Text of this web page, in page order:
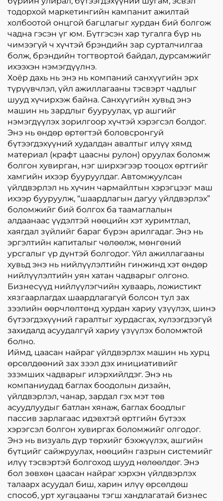
тодорхой маркетингийн кампанит ажилтай
холбоотой онцгой багцлагыг хурдан бий болгож
чадна гэсэн үг юм. Бүтгэсэн хар тугалга бүр нь
чимээгүй ч хүчтэй брэндийн зар сурталчилгаа
болж, брэндийн тогтвортой байдал, дурсамжийг
ихээхэн нэмэгдүүлнэ.
Хоёр дахь нь энэ нь компаний санхүүгийн эрх
түрүүвчлэл, үйл ажиллагааны тэсвэрт чадлыг
шууд хүчирхэж байна. Санхүүгийн хувьд энэ
машин нь зардлыг бууруулах, үр ашгийг
нэмэгдүүлэх зорилгоор хүчтэй хэрэгсэл болдог.
Энэ нь өндөр өртөгтэй боловсронгуй
бүтээгдэхүүний худалдан авалтыг илүү хямд
материал (крафт цаасны рулон) оруулах боломж
болгон хувирган, нэг ширхэгээр тооцох өртгийг
хамгийн ихээр бууруулдаг. Автомжуулсан
үйлдвэрлэл нь хүчин чармайлтын хэрэгцээг маш
ихээр бууруулж, “шаардлагын дагуу үйлдвэрлэх”
боломжийг бий болгох ба таамаглалын
алдаанаас үүдэлтэй нөөцийн хэт хуримтлал,
хаягдал зүйлийг бараг бүрэн арилгадаг. Энэ нь
эргэлтийн капиталыг чөлөөлж, мөнгөний
урсгалыг үр дүнтэй болгодог. Үйл ажиллагааны
хувьд энэ нь нийлүүлэлтийн гинжинд хэт өндөр
нийлүүлэлтийн уян хатан чадварыг олгоно.
Бизнесүүд нийлүүлэгчийн хуваарь, ложистикт
хязгаарлагдах шаардлагагүй болсон тул зах
зээлийн өөрчлөлтөнд хурдан хариу үзүүлэх, шинэ
бүтээгдэхүүний гаралтыг хурдасгах, хүлээгдээгүй
захидалд асуудалгүй хариу үзүүлэх боломжтой
болно.
Иймд, цаасан найраг үйлдвэрлэх машин нь хурц
өрсөлдөөний зах зээл дэх инициативийг
эзэмших чадварыг илэрхийлдэг. Энэ нь
компаниудад баглах боодолын дизайн,
үйлдвэрлэл, чанар, зардал гэх мэт төв
асуудлуудыг батлан хянаж, баглах боодлыг
пассив зарлагаас идэвхтэй өртгийн бүтээх
хэрэгсэл болгон хувиргах боломжийг олгодог.
Энэ нь визуаль дүр төрхийг бэхжүүлэх, ашгийн
бүтцийг сайжруулах, нөөцийн газрын системийг
илүү тэсвэртэй болгоход шууд нөлөөлдөг. Энэ
бол зөвхөн цаасан найраг хэрхэн үйлдвэрлэх
талаарх асуудал биш, харин илүү өрсөлдөш
способ, урт хугацааны тэгш хандлагатай бизнес